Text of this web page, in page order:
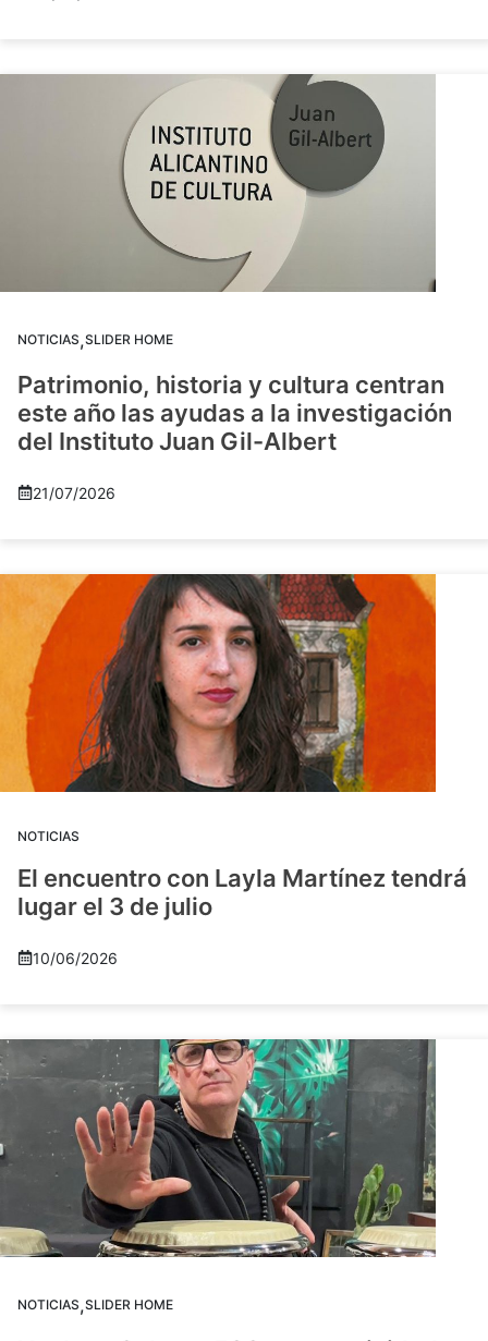
NOTICIAS,SLIDER HOME
Patrimonio, historia y cultura centran
este año las ayudas a la investigación
del Instituto Juan Gil-Albert
21/07/2026
NOTICIAS
El encuentro con Layla Martínez tendrá
lugar el 3 de julio
10/06/2026
NOTICIAS,SLIDER HOME